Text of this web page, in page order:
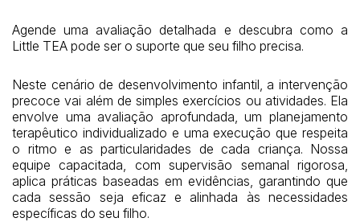
Agende uma avaliação detalhada e descubra como a
Little TEA pode ser o suporte que seu filho precisa.
Neste cenário de desenvolvimento infantil, a intervenção
precoce vai além de simples exercícios ou atividades. Ela
envolve uma avaliação aprofundada, um planejamento
terapêutico individualizado e uma execução que respeita
o ritmo e as particularidades de cada criança. Nossa
equipe capacitada, com supervisão semanal rigorosa,
aplica práticas baseadas em evidências, garantindo que
cada sessão seja eficaz e alinhada às necessidades
específicas do seu filho.